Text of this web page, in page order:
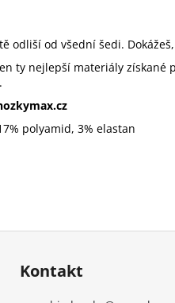
odliší od všední šedi.
ty nejlepší materiály získané
polyamid, 3% elastan
Kontakt